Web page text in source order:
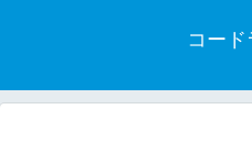
コード